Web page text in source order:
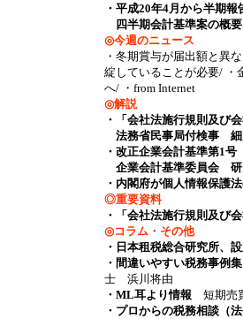
・平成20年4月から半期
四半期会計基準案の概要
◎今週のニュース
・冬期賞与が届出額と異
綻していることが必要/ ・
へ/ ・from Internet
◎解説
・「会社法施行規則及び
法務省民事局付検事
・改正企業会計基準第1
企業会計基準委員会
・内閣府が個人情報保護
◎重要資料
・「会社法施行規則及び
◎コラム・その他
・日本租税総合研究所、
・間違いやすい税務事例集
士 浜川将由
・ML耳より情報 短期売
・プロからの税務相談（